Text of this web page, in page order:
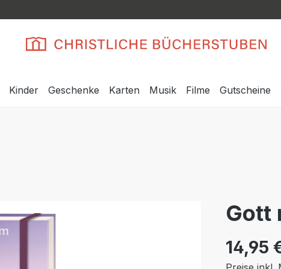
Kinder Geschenke Karten Musik Filme Gutscheine
Gott
14,95